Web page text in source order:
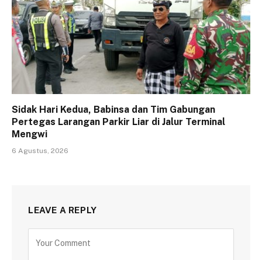
Sidak Hari Kedua, Babinsa dan Tim Gabungan
Pertegas Larangan Parkir Liar di Jalur Terminal
Mengwi
6 Agustus, 2026
LEAVE A REPLY